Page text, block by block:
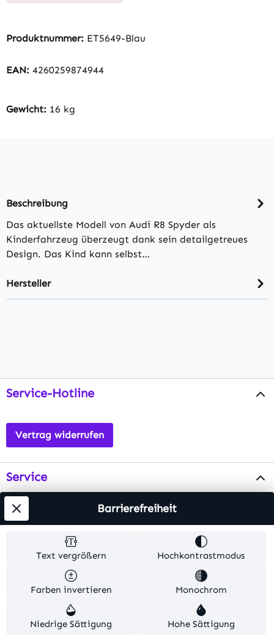
Produktnummer: ET5649-Blau
EAN: 4260259874944
Gewicht: 16 kg
Beschreibung
Das aktuellste Modell von Audi R8 Spyder als
Kinderfahrzeug überzeugt dank sein detailgetreues
Design. Das Kind kann selbst…
Hersteller
Service-Hotline
Vertrag widerrufen
Service
Info
Alle Preise inkl. gesetzl. Mehrwertsteuer zzgl.
Versandkosten . Alle Artikelangaben sind
Herstellerangaben und ohne Gewähr.
Text vergrößern Hochkontrastmodus
Farben invertieren Monochrom
Niedrige Sättigung Hohe Sättigung
Barrierefreiheit